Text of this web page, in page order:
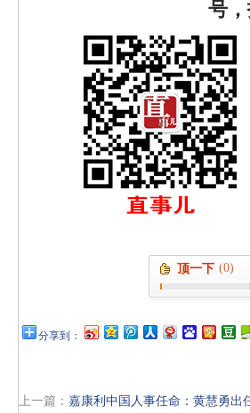
号
顶一下 (0)
分享到：
上一篇： 嘉康利中国人事任命：黄慧勇出